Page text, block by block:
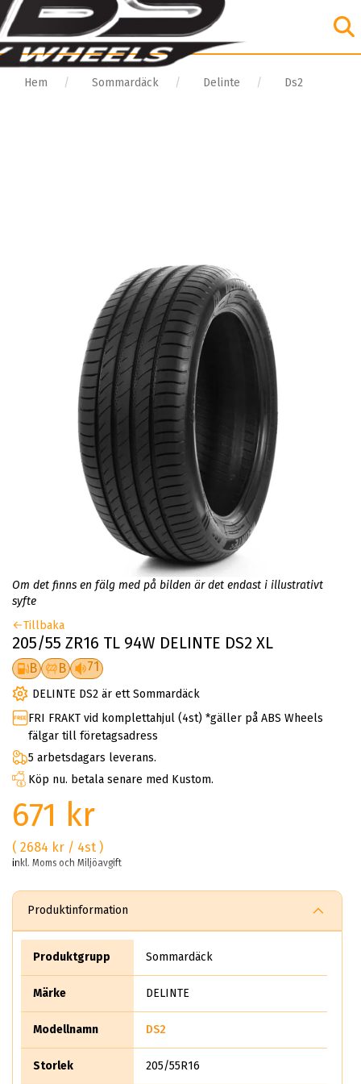
Hem Sommardäck Delinte Ds2
Om det finns en fälg med på bilden är det endast i illustrativt
syfte
Tillbaka
205/55 ZR16 TL 94W DELINTE DS2 XL
B B 71
DELINTE DS2 är ett Sommardäck
FRI FRAKT vid komplettahjul (4st) *gäller på ABS Wheels
fälgar till företagsadress
5 arbetsdagars leverans.
Köp nu. betala senare med Kustom.
671 kr
( 2684 kr / 4st )
inkl. Moms och Miljöavgift
Produktinformation
Produktgrupp Sommardäck
Märke DELINTE
Modellnamn DS2
Storlek 205/55R16